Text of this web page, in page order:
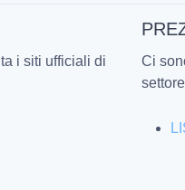
i siti ufficiali di
Ci